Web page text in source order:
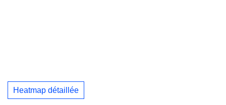
Heatmap détaillée